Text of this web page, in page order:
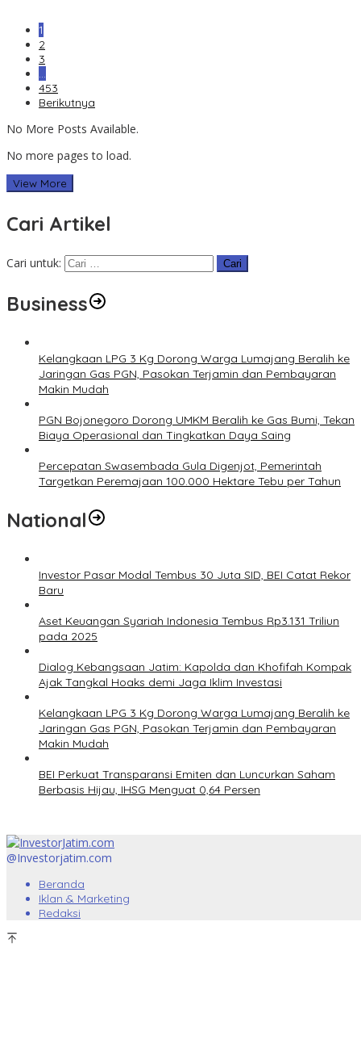
1
2
3
…
453
Berikutnya
No More Posts Available.
No more pages to load.
View More
Cari Artikel
Cari untuk:
Business
Kelangkaan LPG 3 Kg Dorong Warga Lumajang Beralih ke
Jaringan Gas PGN, Pasokan Terjamin dan Pembayaran
Makin Mudah
PGN Bojonegoro Dorong UMKM Beralih ke Gas Bumi, Tekan
Biaya Operasional dan Tingkatkan Daya Saing
Percepatan Swasembada Gula Digenjot, Pemerintah
Targetkan Peremajaan 100.000 Hektare Tebu per Tahun
National
Investor Pasar Modal Tembus 30 Juta SID, BEI Catat Rekor
Baru
Aset Keuangan Syariah Indonesia Tembus Rp3.131 Triliun
pada 2025
Dialog Kebangsaan Jatim: Kapolda dan Khofifah Kompak
Ajak Tangkal Hoaks demi Jaga Iklim Investasi
Kelangkaan LPG 3 Kg Dorong Warga Lumajang Beralih ke
Jaringan Gas PGN, Pasokan Terjamin dan Pembayaran
Makin Mudah
BEI Perkuat Transparansi Emiten dan Luncurkan Saham
Berbasis Hijau, IHSG Menguat 0,64 Persen
@Investorjatim.com
Beranda
Iklan & Marketing
Redaksi